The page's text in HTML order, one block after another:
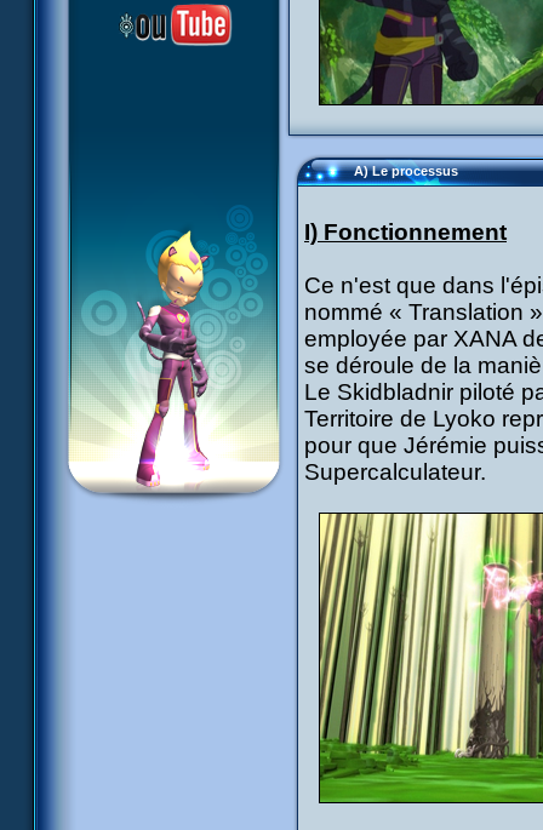
A) Le processus
I) Fonctionnement
Ce n'est que dans
nommé « Translation
employée par XANA
se déroule de la
Le Skidbladnir piloté
Territoire de Lyoko
pour que Jérémie
Supercalculateur.